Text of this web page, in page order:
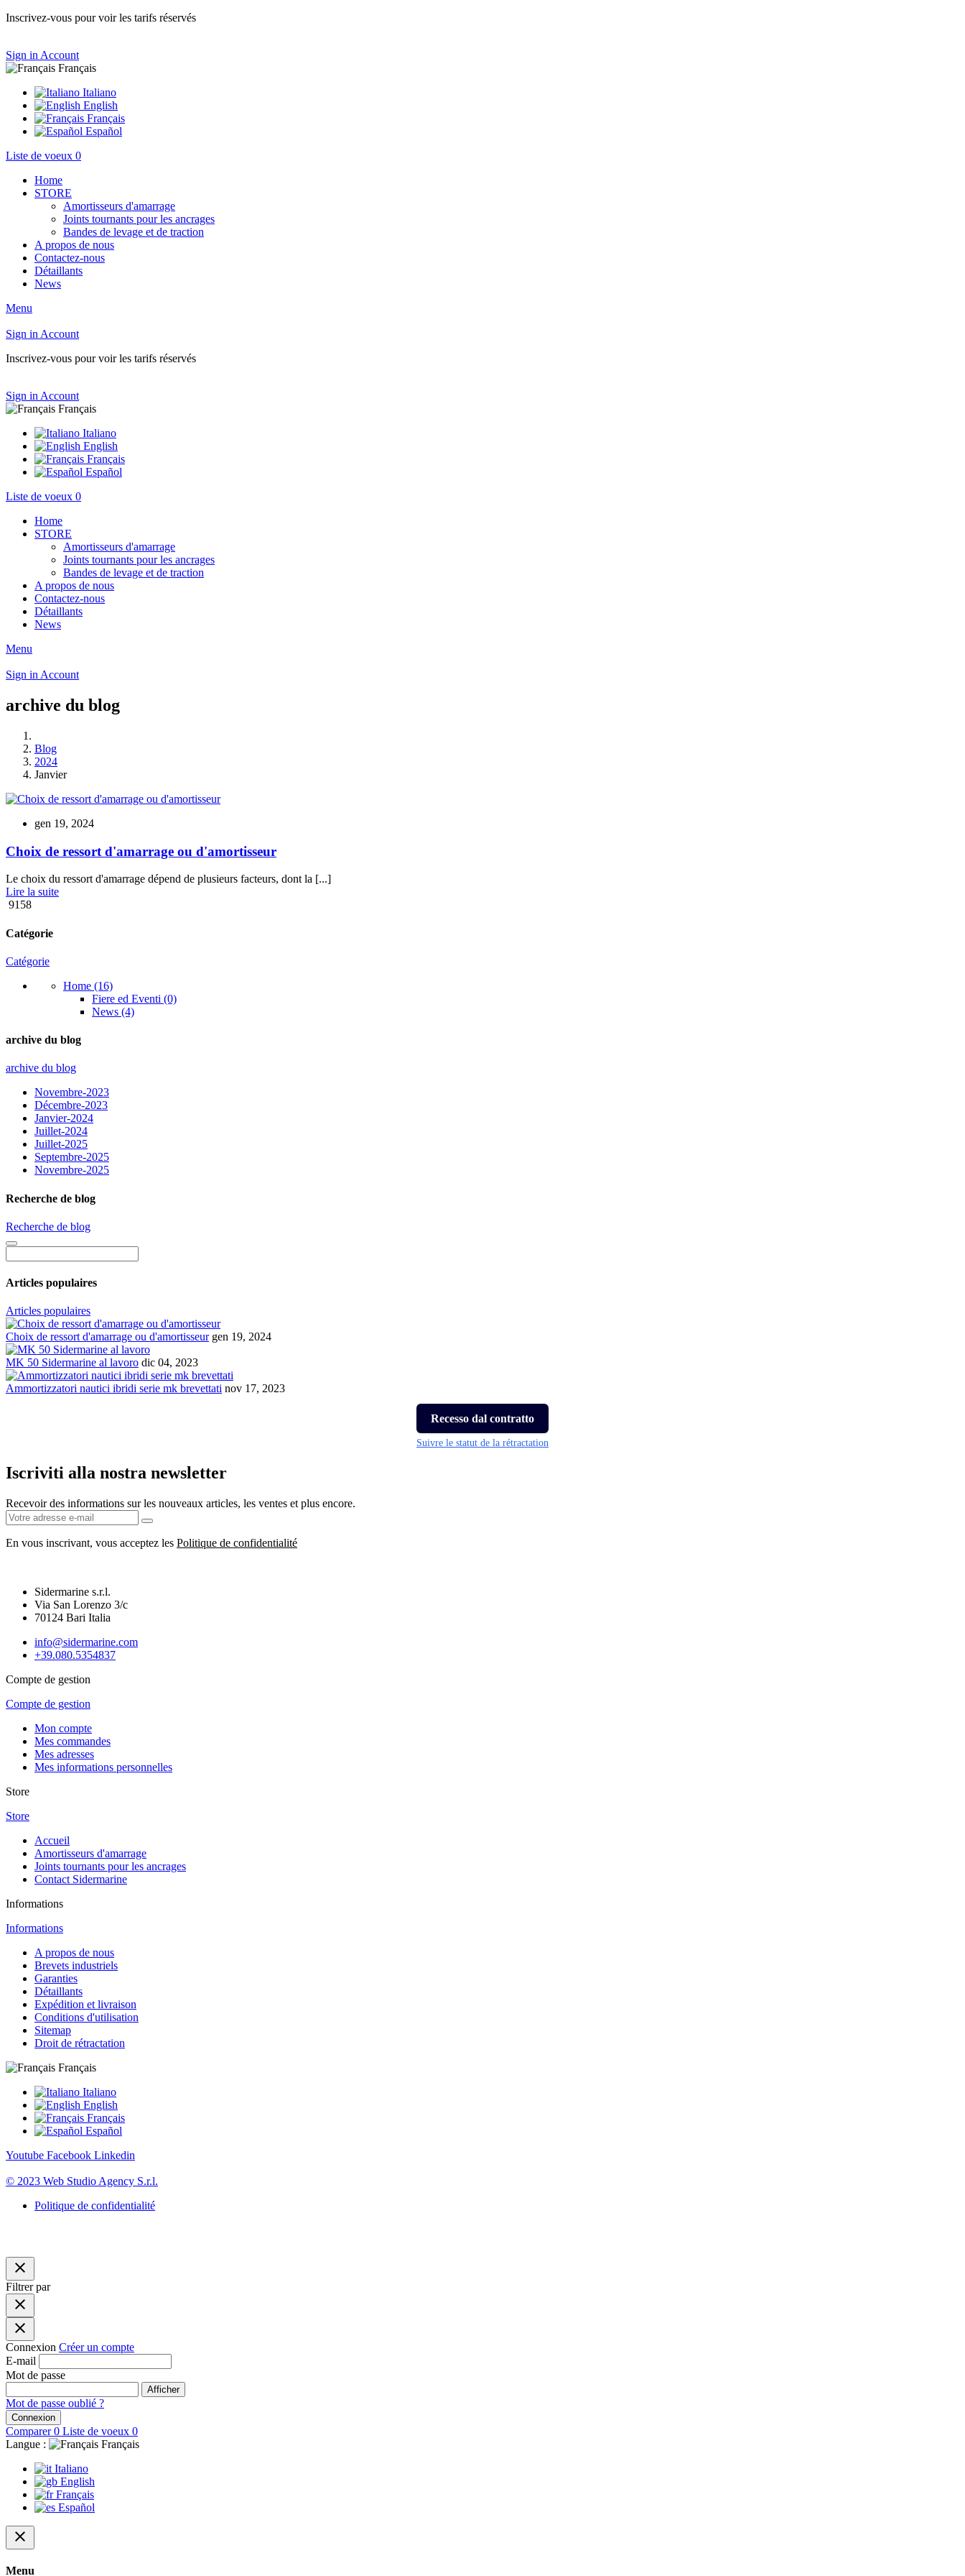
Inscrivez-vous pour voir les tarifs réservés
Sign in Account
Français
Italiano
English
Français
Español
Liste de voeux 0
Home
STORE
Amortisseurs d'amarrage
Joints tournants pour les ancrages
Bandes de levage et de traction
A propos de nous
Contactez-nous
Détaillants
News
Menu
Sign in Account
Inscrivez-vous pour voir les tarifs réservés
Sign in Account
Français
Italiano
English
Français
Español
Liste de voeux 0
Home
STORE
Amortisseurs d'amarrage
Joints tournants pour les ancrages
Bandes de levage et de traction
A propos de nous
Contactez-nous
Détaillants
News
Menu
Sign in Account
archive du blog
Blog
2024
Janvier
gen 19, 2024
Choix de ressort d'amarrage ou d'amortisseur
Le choix du ressort d'amarrage dépend de plusieurs facteurs, dont la [...]
Lire la suite
9158
Catégorie
Catégorie
Home (16)
Fiere ed Eventi (0)
News (4)
archive du blog
archive du blog
Novembre-2023
Décembre-2023
Janvier-2024
Juillet-2024
Juillet-2025
Septembre-2025
Novembre-2025
Recherche de blog
Recherche de blog
Articles populaires
Articles populaires
Choix de ressort d'amarrage ou d'amortisseur gen 19, 2024
MK 50 Sidermarine al lavoro dic 04, 2023
Ammortizzatori nautici ibridi serie mk brevettati nov 17, 2023
Recesso dal contratto
Suivre le statut de la rétractation
Iscriviti alla nostra newsletter
Recevoir des informations sur les nouveaux articles, les ventes et plus encore.
En vous inscrivant, vous acceptez les Politique de confidentialité
Sidermarine s.r.l.
Via San Lorenzo 3/c
70124 Bari Italia
info@sidermarine.com
+39.080.5354837
Compte de gestion
Compte de gestion
Mon compte
Mes commandes
Mes adresses
Mes informations personnelles
Store
Store
Accueil
Amortisseurs d'amarrage
Joints tournants pour les ancrages
Contact Sidermarine
Informations
Informations
A propos de nous
Brevets industriels
Garanties
Détaillants
Expédition et livraison
Conditions d'utilisation
Sitemap
Droit de rétractation
Français
Italiano
English
Français
Español
Youtube Facebook Linkedin
© 2023 Web Studio Agency S.r.l.
Politique de confidentialité
close
Filtrer par
close
close
Connexion Créer un compte
E-mail
Mot de passe
Afficher
Mot de passe oublié ?
Connexion
Comparer 0 Liste de voeux 0
Langue :
Français
Italiano
English
Français
Español
close
Menu